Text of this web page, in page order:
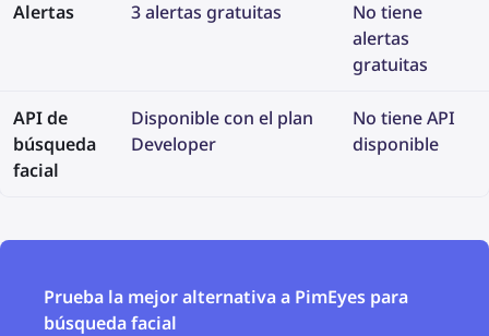
Alertas 3 alertas gratuitas
No tiene
alertas
gratuitas
API de
búsqueda
facial
Disponible con el plan
Developer
No tiene API
disponible
Prueba la mejor alternativa a PimEyes para
búsqueda facial